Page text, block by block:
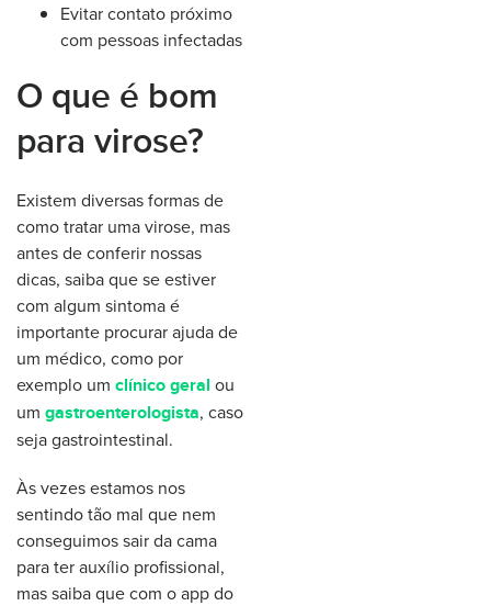
Evitar contato próximo
com pessoas infectadas
O que é bom
para virose?
Existem diversas formas de
como tratar uma virose, mas
antes de conferir nossas
dicas, saiba que se estiver
com algum sintoma é
importante procurar ajuda de
um médico, como por
exemplo um clínico geral ou
um gastroenterologista, caso
seja gastrointestinal.
Às vezes estamos nos
sentindo tão mal que nem
conseguimos sair da cama
para ter auxílio profissional,
mas saiba que com o app do